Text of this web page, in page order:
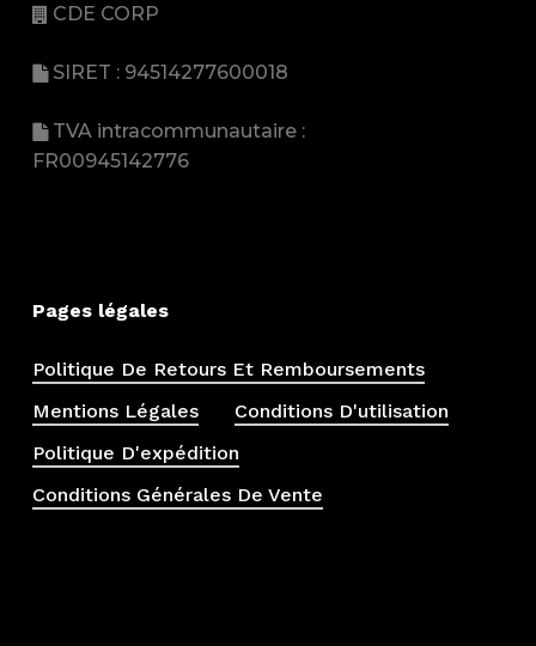
CDE CORP
SIRET : 94514277600018
TVA intracommunautaire :
FR00945142776
Pages légales
Politique De Retours Et Remboursements
Mentions Légales
Conditions D'utilisation
Politique D'expédition
Conditions Générales De Vente